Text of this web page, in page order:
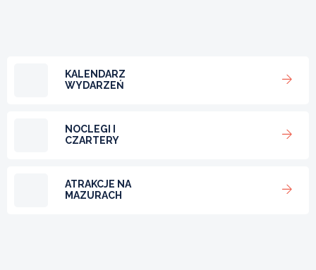
KALENDARZ
WYDARZEŃ
NOCLEGI I
CZARTERY
ATRAKCJE NA
MAZURACH